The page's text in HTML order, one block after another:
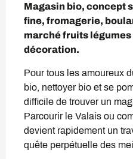
Magasin bio, concept
fine, fromagerie,
marché fruits
décoration.
Pour tous les amoureux
bio, nettoyer bio et se
difficile de trouver un
Parcourir le Valais ou
devient rapidement un
quête perpétuelle des